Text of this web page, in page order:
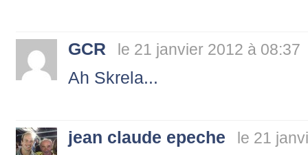
GCR le 21 janvier 2012 à 08:37
Ah Skrela...
jean claude epeche le 21